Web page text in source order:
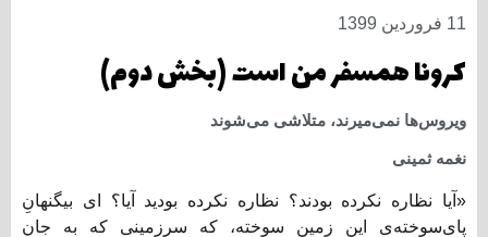
11 فروردین 1399
کرونا همسفر من است (بخش دوم)
ویروس‌ها نمی‌میرند، متلاشی می‌شوند
نغمه ثمینی
«آیا نظاره نکرده بودند؟ نظاره نکرده بودید آیا؟ ای بیگنهانِ
پای‌سوخته‌ی این زمینِ سوخته، که سرزمینی که به جان